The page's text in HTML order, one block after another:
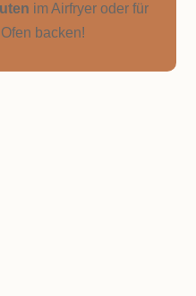
im Airfryer oder für
backen!